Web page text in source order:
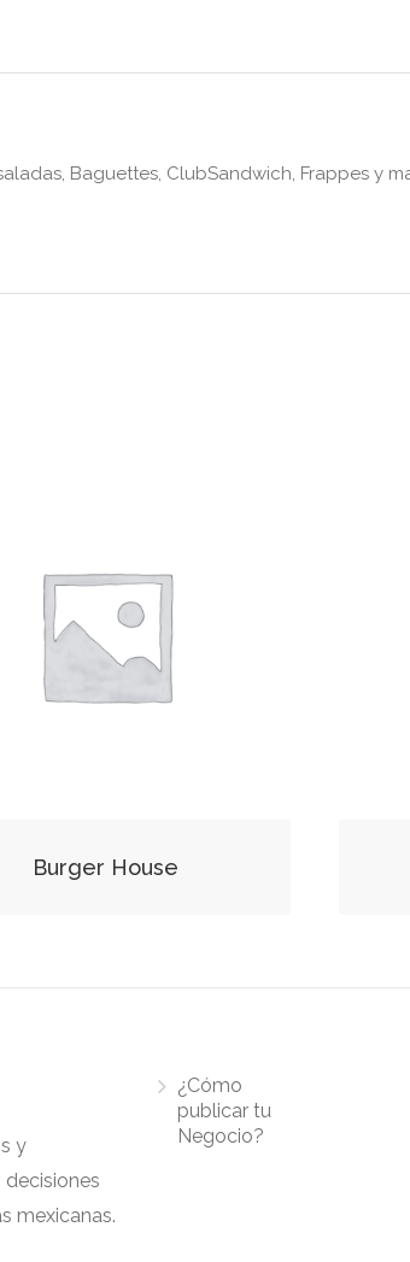
Baguettes, ClubSandwich, Frappes y
Burger House
y
mexicanas.
¿Cómo
publicar tu
Negocio?